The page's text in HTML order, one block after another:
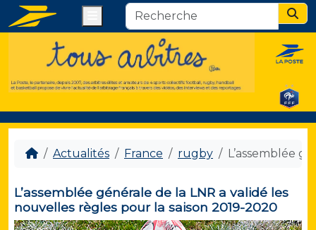
Actualités France rugby L’assemblée
L’assemblée générale de la LNR a validé les
nouvelles règles pour la saison 2019-2020